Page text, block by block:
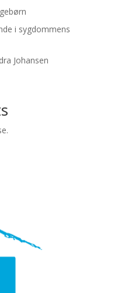
i sygdommens
Johansen